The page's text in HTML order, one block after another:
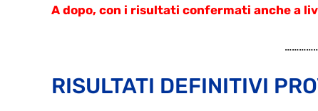
A dopo, con i risultati confermati anche a
RISULTATI DEFINITIVI